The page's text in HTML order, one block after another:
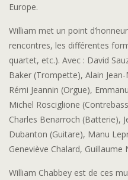
Europe.
William met un point
rencontres, les différentes
quartet, etc.). Avec : David
Baker (Trompette), Alain
Rémi Jeannin (Orgue),
Michel Rosciglione
Charles Benarroch (Batterie),
Dubanton (Guitare), Manu
Geneviève Chalard, Guillaume
William Chabbey est de ces